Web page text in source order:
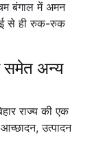
बंगाल में अमन
से ही रुक-रुक
समेत अन्य
राज्य की एक
उत्पादन